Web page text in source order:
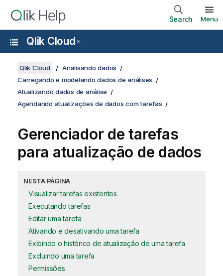
Search Menu
Qlik Cloud ®
Qlik Cloud
Analisando dados
Carregando e modelando dados de análises
Atualizando dados de análise
Agendando atualizações de dados com tarefas
Gerenciador de tarefas
para atualização de dados
NESTA PÁGINA
Visualizar tarefas existentes
Executando tarefas
Editar uma tarefa
Ativando e desativando uma tarefa
Exibindo o histórico de atualização de uma tarefa
Excluindo uma tarefa
Permissões